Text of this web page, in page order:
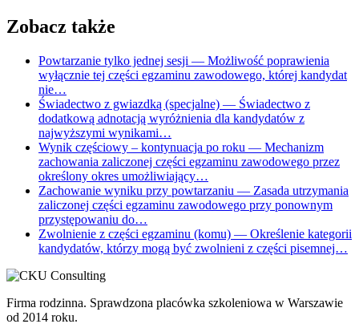
Zobacz także
Powtarzanie tylko jednej sesji — Możliwość poprawienia
wyłącznie tej części egzaminu zawodowego, której kandydat
nie…
Świadectwo z gwiazdką (specjalne) — Świadectwo z
dodatkową adnotacją wyróżnienia dla kandydatów z
najwyższymi wynikami…
Wynik częściowy – kontynuacja po roku — Mechanizm
zachowania zaliczonej części egzaminu zawodowego przez
określony okres umożliwiający…
Zachowanie wyniku przy powtarzaniu — Zasada utrzymania
zaliczonej części egzaminu zawodowego przy ponownym
przystępowaniu do…
Zwolnienie z części egzaminu (komu) — Określenie kategorii
kandydatów, którzy mogą być zwolnieni z części pisemnej…
Firma rodzinna. Sprawdzona placówka szkoleniowa w Warszawie
od 2014 roku.